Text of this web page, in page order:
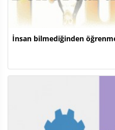
İnsan bilmediğinden